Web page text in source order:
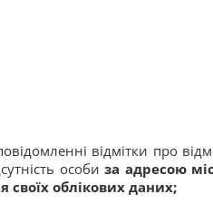
відмітки про
особиза адресою
своїх облікових даних;